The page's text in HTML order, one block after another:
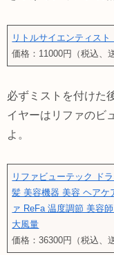
リトルサイエンティス
価格：11000円（税込、
必ずミストを付けた
イヤーはリファのビ
よ。
リファビューテック ド
髪 美容機器 美容 ヘアケ
ァ ReFa 温度調節 美容
大風量
価格：36300円（税込、